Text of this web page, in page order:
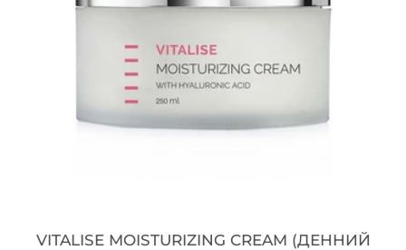
VITALISE MOISTURIZING CREAM (ДЕННИЙ